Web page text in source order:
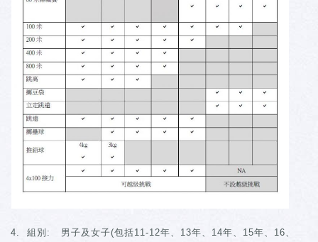
4. 組別: 男子及女子(包括11-12年、13年、14年、15年、16、